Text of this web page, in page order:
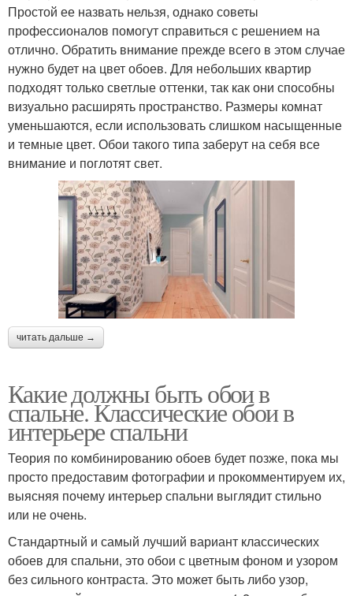
Простой ее назвать нельзя, однако советы
профессионалов помогут справиться с решением на
отлично. Обратить внимание прежде всего в этом случае
нужно будет на цвет обоев. Для небольших квартир
подходят только светлые оттенки, так как они способны
визуально расширять пространство. Размеры комнат
уменьшаются, если использовать слишком насыщенные
и темные цвет. Обои такого типа заберут на себя все
внимание и поглотят свет.
читать дальше →
Какие должны быть обои в
спальне. Классические обои в
интерьере спальни
Теория по комбинированию обоев будет позже, пока мы
просто предоставим фотографии и прокомментируем их,
выясняя почему интерьер спальни выглядит стильно
или не очень.
Стандартный и самый лучший вариант классических
обоев для спальни, это обои с цветным фоном и узором
без сильного контраста. Это может быть либо узор,